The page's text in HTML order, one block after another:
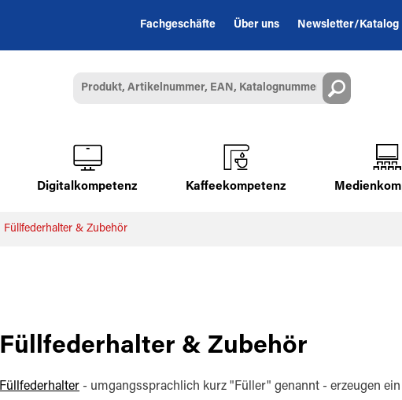
Fachgeschäfte Über uns Newsletter/Katalog
Digitalkompetenz Kaffeekompetenz
Füllfederhalter & Zubehör
Füllfederhalter & Zubehör
Füllfederhalter - umgangssprachlich kurz "Füller" genannt - erzeugen